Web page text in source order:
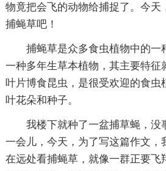
物竟把会飞的动物给捕捉了。今天
捕蝇草吧！
捕蝇草是众多食虫植物中的一
一种多年生草本植物，其主要特征
叶片博食昆虫，是很受欢迎的食虫
叶花朵和种子。
我楼下就种了一盆捕草蝇，没
一会儿，今天，为了写这篇作文，
在远处看捕蝇草，就像一群正要飞